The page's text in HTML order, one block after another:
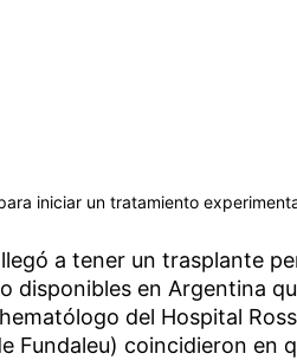
iniciar un tratamiento
a tener un trasplante
disponibles en Argentina
del Hospital
Fundaleu) coincidieron en